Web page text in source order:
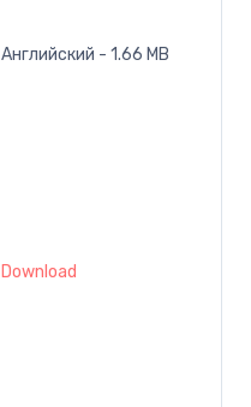
Английский - 1.66 MB
Download